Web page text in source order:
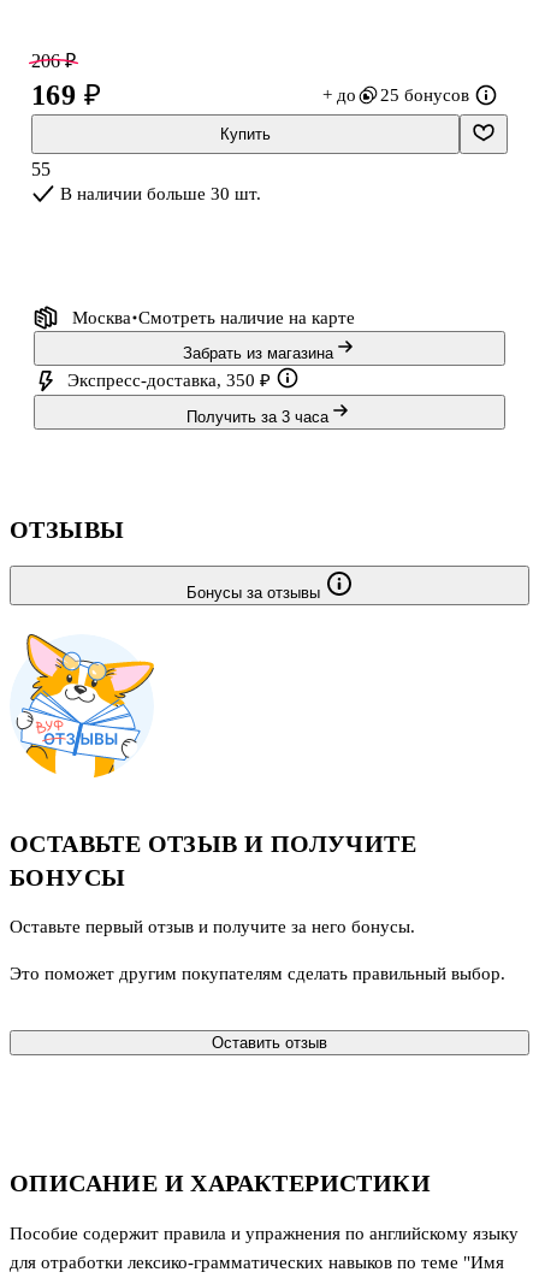
206 ₽
169 ₽ + до 25 бонусов
Купить
55
В наличии больше 30 шт.
Москва Смотреть наличие на карте
Забрать из магазина
Экспресс-доставка, 350 ₽
Получить за 3 часа
ОПИСАНИЕ И ХАРАКТЕРИСТИКИ
Пособие содержит правила и упражнения по английскому языку
для отработки лексико-грамматических навыков по теме "Имя
ОТЗЫВЫ
Бонусы за отзывы
ОСТАВЬТЕ ОТЗЫВ И ПОЛУЧИТЕ
БОНУСЫ
Оставьте первый отзыв и получите за него бонусы.
Это поможет другим покупателям сделать правильный выбор.
Оставить отзыв